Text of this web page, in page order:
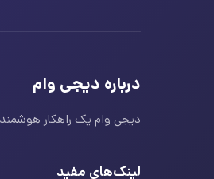
درباره دیجی وام
دیجی وام یک راهکار هوشمند
لینک‌های مفید